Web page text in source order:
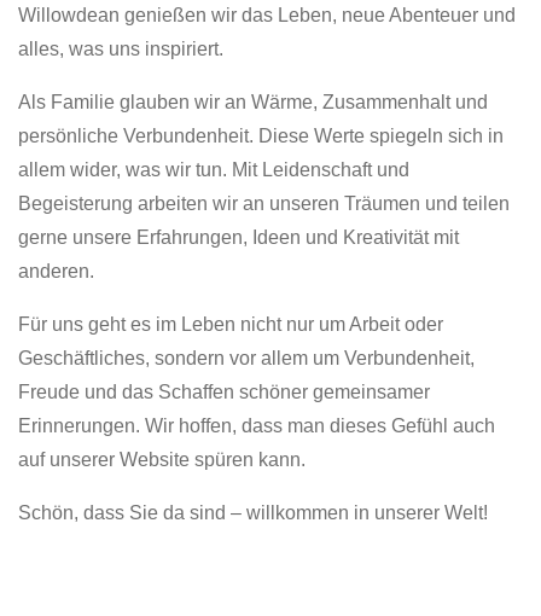
Willowdean genießen wir das Leben, neue Abenteuer und
alles, was uns inspiriert.
Als Familie glauben wir an Wärme, Zusammenhalt und
persönliche Verbundenheit. Diese Werte spiegeln sich in
allem wider, was wir tun. Mit Leidenschaft und
Begeisterung arbeiten wir an unseren Träumen und teilen
gerne unsere Erfahrungen, Ideen und Kreativität mit
anderen.
Für uns geht es im Leben nicht nur um Arbeit oder
Geschäftliches, sondern vor allem um Verbundenheit,
Freude und das Schaffen schöner gemeinsamer
Erinnerungen. Wir hoffen, dass man dieses Gefühl auch
auf unserer Website spüren kann.
Schön, dass Sie da sind – willkommen in unserer Welt!